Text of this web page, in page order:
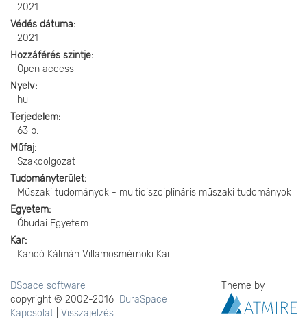
2021
Védés dátuma
2021
Hozzáférés szintje
Open access
Nyelv
hu
Terjedelem
63 p.
Műfaj
Szakdolgozat
Tudományterület
Műszaki tudományok - multidiszciplináris műszaki tudományok
Egyetem
Óbudai Egyetem
Kar
Kandó Kálmán Villamosmérnöki Kar
DSpace software
copyright © 2002-2016 DuraSpace
Kapcsolat
Visszajelzés
Theme by